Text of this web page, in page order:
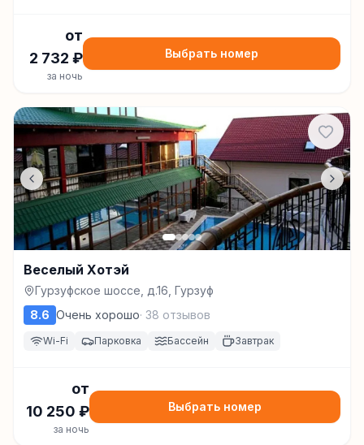
от
2 732 ₽
за ночь
Выбрать номер
Веселый Хотэй
Гурзуфское шоссе, д.16, Гурзуф
8.6 Очень хорошо· 38 отзывов
Wi-Fi Парковка Бассейн Завтрак
от
10 250 ₽
за ночь
Выбрать номер